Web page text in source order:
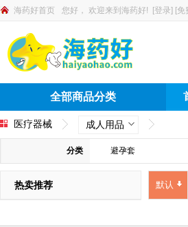
海药好首页 您好， 欢迎来到海药好! [登录] [免
全部商品分类
医疗器械 成人用品
分类 避孕套
热卖推荐 默认